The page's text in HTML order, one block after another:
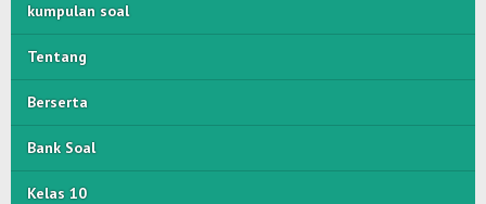
kumpulan soal
Tentang
Berserta
Bank Soal
Kelas 10